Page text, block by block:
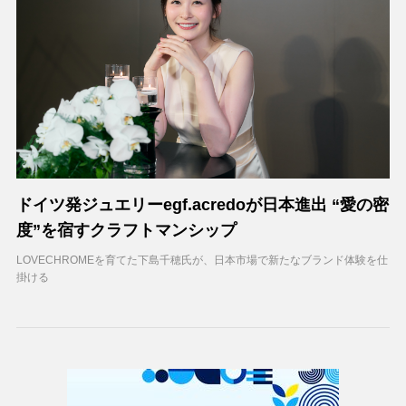
ドイツ発ジュエリーegf.acredoが日本進出 “愛の密
度”を宿すクラフトマンシップ
LOVECHROMEを育てた下島千穂氏が、日本市場で新たなブランド体験を仕
掛ける